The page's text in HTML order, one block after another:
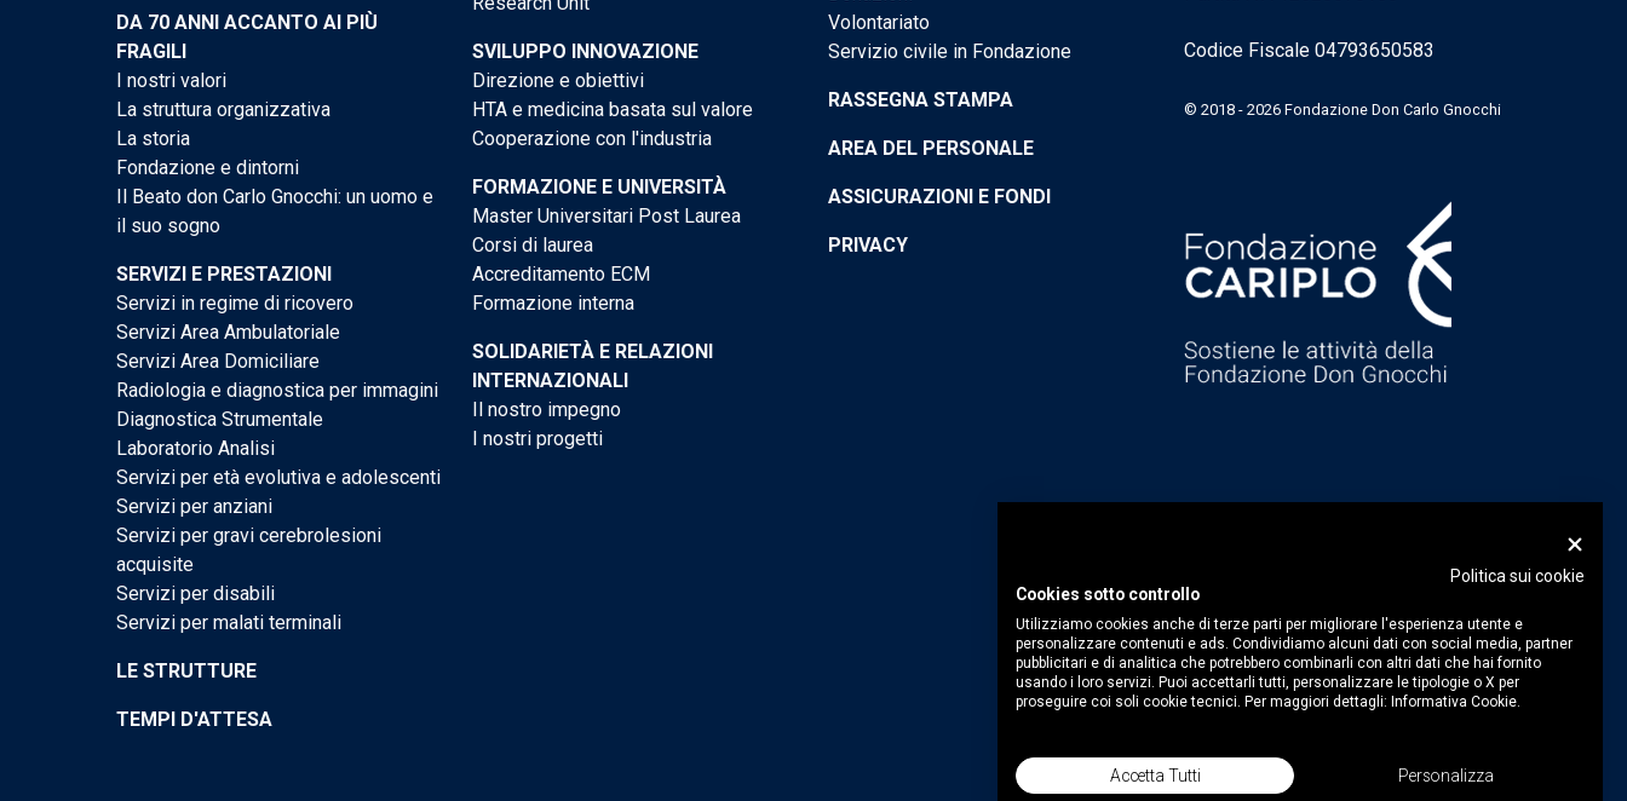
DA 70 ANNI ACCANTO AI PIÙ
FRAGILI
I nostri valori
La struttura organizzativa
La storia
Fondazione e dintorni
Il Beato don Carlo Gnocchi: un uomo e
il suo sogno
SERVIZI E PRESTAZIONI
Servizi in regime di ricovero
Servizi Area Ambulatoriale
Servizi Area Domiciliare
Radiologia e diagnostica per immagini
Diagnostica Strumentale
Laboratorio Analisi
Servizi per età evolutiva e adolescenti
Servizi per anziani
Servizi per gravi cerebrolesioni
acquisite
Servizi per disabili
Servizi per malati terminali
LE STRUTTURE
TEMPI D'ATTESA
SVILUPPO INNOVAZIONE
Direzione e obiettivi
HTA e medicina basata sul valore
Cooperazione con l'industria
FORMAZIONE E UNIVERSITÀ
Master Universitari Post Laurea
Corsi di laurea
Accreditamento ECM
Formazione interna
SOLIDARIETÀ E RELAZIONI
INTERNAZIONALI
Il nostro impegno
I nostri progetti
Volontariato
Servizio civile in Fondazione
RASSEGNA STAMPA
AREA DEL PERSONALE
ASSICURAZIONI E FONDI
PRIVACY
Codice Fiscale 04793650583
© 2018 - 2026 Fondazione Don Carlo Gnocchi
Politica sui cookie
Cookies sotto controllo
Utilizziamo cookies anche di terze parti per migliorare l'esperienza utente e
personalizzare contenuti e ads. Condividiamo alcuni dati con social media, partner
pubblicitari e di analitica che potrebbero combinarli con altri dati che hai fornito
usando i loro servizi. Puoi accettarli tutti, personalizzare le tipologie o X per
proseguire coi soli cookie tecnici. Per maggiori dettagli: Informativa Cookie.
Accetta Tutti Personalizza